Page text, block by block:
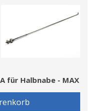
für Halbnabe - MAX